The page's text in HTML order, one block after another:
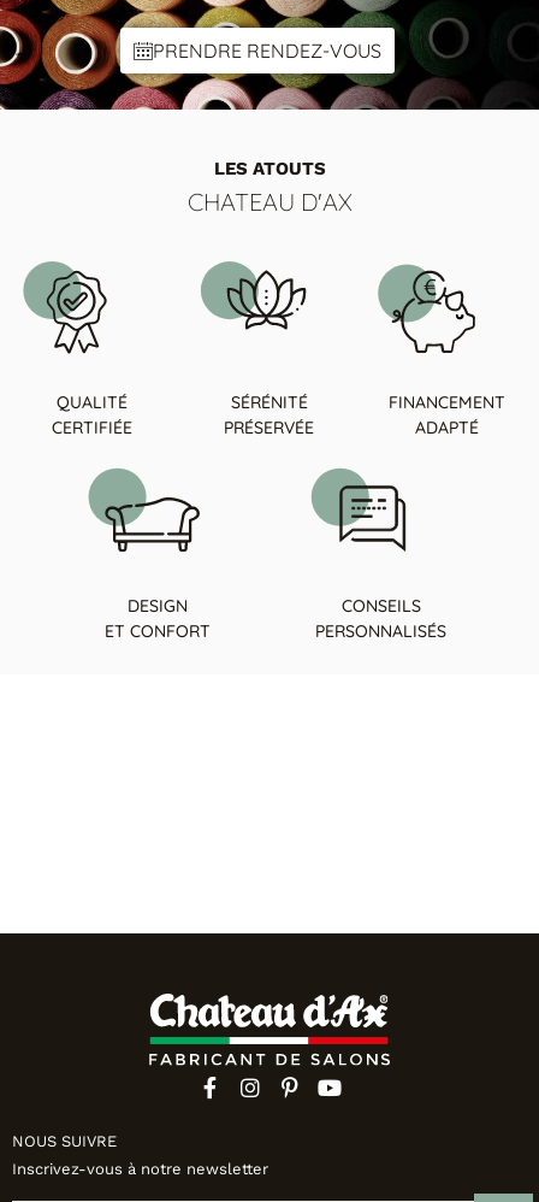
PRENDRE RENDEZ-VOUS
LES ATOUTS
CHATEAU D'AX
QUALITÉ
CERTIFIÉE
SÉRÉNITÉ
PRÉSERVÉE
FINANCEMENT
ADAPTÉ
DESIGN
ET CONFORT
CONSEILS
PERSONNALISÉS
NOUS SUIVRE
Inscrivez-vous à notre newsletter